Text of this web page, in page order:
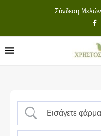
Σύνδεση Μελών